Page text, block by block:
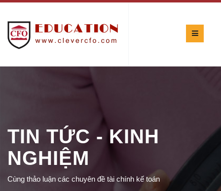
TIN TỨC - KINH
NGHIỆM
Cùng thảo luận các chuyên đề tài chính kế toán